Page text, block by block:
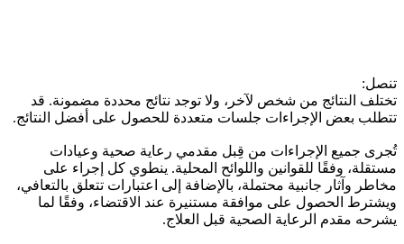
تنصل:
تختلف النتائج من شخص لآخر، ولا توجد نتائج محددة مضمونة. قد
تتطلب بعض الإجراءات جلسات متعددة للحصول على أفضل النتائج.
تُجرى جميع الإجراءات من قِبل مقدمي رعاية صحية وعيادات
مستقلة، وفقًا للقوانين واللوائح المحلية. ينطوي كل إجراء على
مخاطر وآثار جانبية محتملة، بالإضافة إلى اعتبارات تتعلق بالتعافي،
ويشترط الحصول على موافقة مستنيرة عند الاقتضاء، وفقًا لما
يشرحه مقدم الرعاية الصحية قبل العلاج.